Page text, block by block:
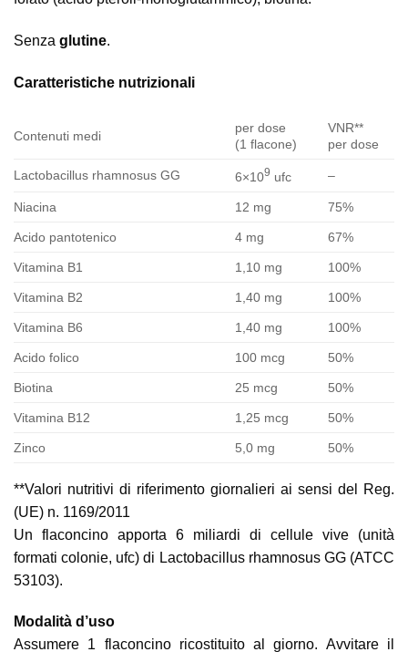
Senza glutine.
Caratteristiche nutrizionali
Contenuti medi
per dose
(1 flacone)
VNR**
per dose
Lactobacillus rhamnosus GG 6×109 ufc –
Niacina 12 mg 75%
Acido pantotenico 4 mg 67%
Vitamina B1 1,10 mg 100%
Vitamina B2 1,40 mg 100%
Vitamina B6 1,40 mg 100%
Acido folico 100 mcg 50%
Biotina 25 mcg 50%
Vitamina B12 1,25 mcg 50%
Zinco 5,0 mg 50%
**Valori nutritivi di riferimento giornalieri ai sensi del Reg.
(UE) n. 1169/2011
Un flaconcino apporta 6 miliardi di cellule vive (unità
formati colonie, ufc) di Lactobacillus rhamnosus GG (ATCC
53103).
Modalità d’uso
Assumere 1 flaconcino ricostituito al giorno. Avvitare il